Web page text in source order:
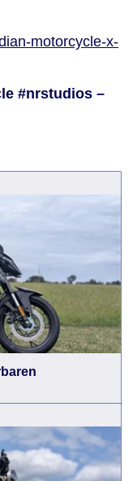
motorcycle-x-
#nrstudios –